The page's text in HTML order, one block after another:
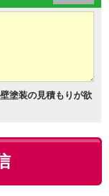
塗装の見積もりが欲